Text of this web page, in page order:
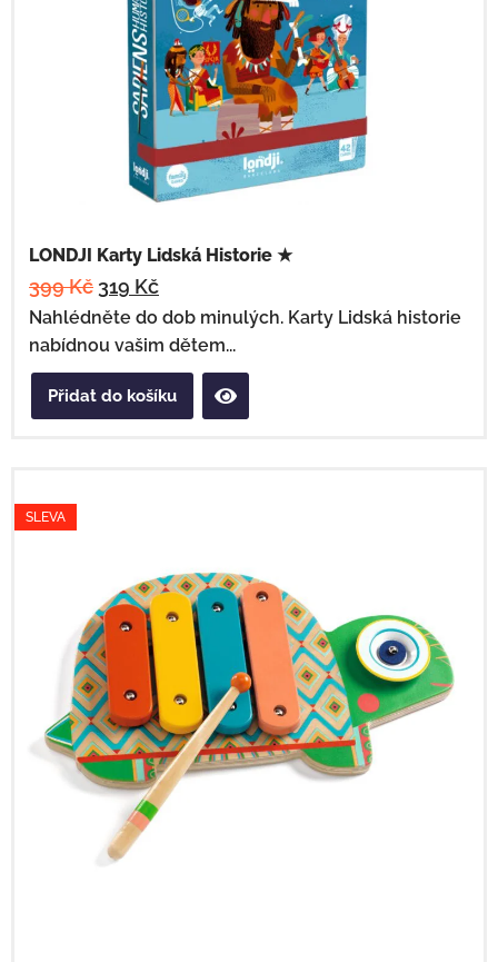
LONDJI Karty Lidská Historie ★
399Kč 319 Kč
Nahlédněte do dob minulých. Karty Lidská historie
nabídnou vašim dětem...
Přidat do košíku
SLEVA